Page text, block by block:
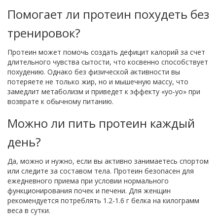
Помогает ли протеин похудеть без
тренировок?
Протеин может помочь создать дефицит калорий за счет
длительного чувства сытости, что косвенно способствует
похудению. Однако без физической активности вы
потеряете не только жир, но и мышечную массу, что
замедлит метаболизм и приведет к эффекту «yo-yo» при
возврате к обычному питанию.
Можно ли пить протеин каждый
день?
Да, можно и нужно, если вы активно занимаетесь спортом
или следите за составом тела. Протеин безопасен для
ежедневного приема при условии нормального
функционирования почек и печени. Для женщин
рекомендуется потреблять 1.2-1.6 г белка на килограмм
веса в сутки.